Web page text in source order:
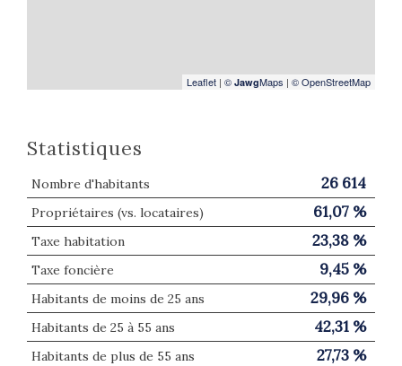
Leaflet | © JawgMaps | © OpenStreetMap
Statistiques
Nombre d'habitants 26 614
Propriétaires (vs. locataires) 61,07 %
Taxe habitation 23,38 %
Taxe foncière 9,45 %
Habitants de moins de 25 ans 29,96 %
Habitants de 25 à 55 ans 42,31 %
Habitants de plus de 55 ans 27,73 %